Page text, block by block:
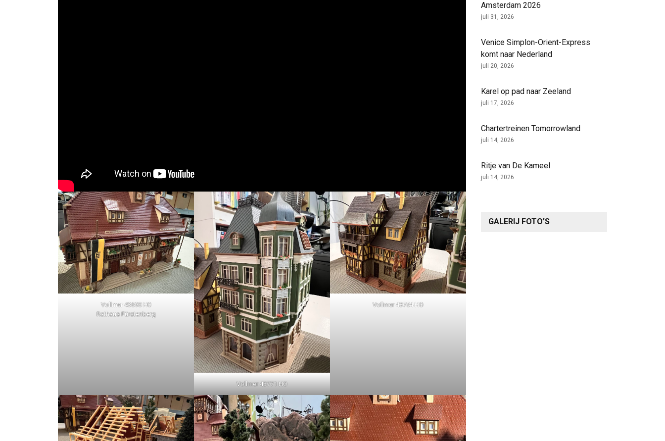
Vollmer 43690 H0
Rathaus Fürstenberg
Vollmer 43771 HO
Vollmer 43754 HO
Amsterdam 2026
juli 31, 2026
Venice Simplon-Orient-Express
komt naar Nederland
juli 20, 2026
Karel op pad naar Zeeland
juli 17, 2026
Chartertreinen Tomorrowland
juli 14, 2026
Ritje van De Kameel
juli 14, 2026
GALERIJ FOTO’S